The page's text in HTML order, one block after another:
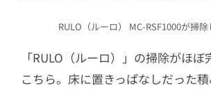
RULO（ルーロ） MC-RSF1000が掃
「RULO（ルーロ）」の掃除がほ
こちら。床に置きっぱなしだった